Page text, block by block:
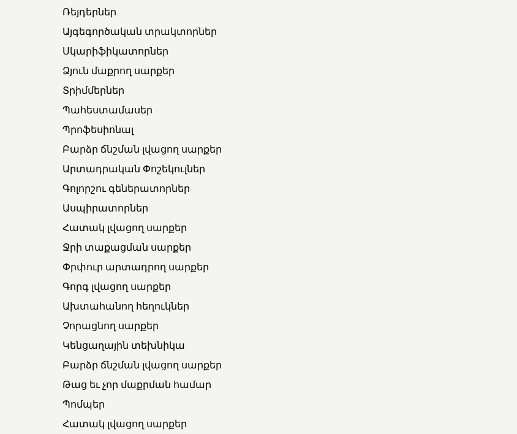
Ռեյդերներ
Այգեգործական տրակտորներ
Սկարիֆիկատորներ
Ձյուն մաքրող սարքեր
Տրիմմերներ
Պահեստամասեր
Պրոֆեսիոնալ
Բարձր ճնշման լվացող սարքեր
Արտադրական Փոշեկուլներ
Գոլորշու գեներատորներ
Ասպիրատորներ
Հատակ լվացող սարքեր
Ջրի տաքացման սարքեր
Փրփուր արտադրող սարքեր
Գորգ լվացող սարքեր
Ախտահանող հեղուկներ
Չորացնող սարքեր
Կենցաղային տեխնիկա
Բարձր ճնշման լվացող սարքեր
Թաց եւ չոր մաքրման համար
Պոմպեր
Հատակ լվացող սարքեր